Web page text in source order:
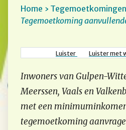
Home
Tegemoetkoming
Luister Luister met
Inwoners van Gulpen-
Meerssen, Vaals en
met een
tegemoetkoming